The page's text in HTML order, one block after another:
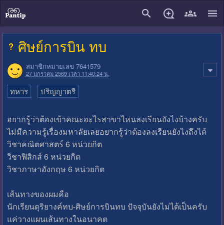
ศิษย์การบิน ทบ
สมาชิกหมายเลข 7641579
27 มกราคม 2569 เวลา 11:40:24 น.
ทหาร ปริญญาตรี
อยากรู้ว่าต้องเข้าคณะอะไรสาขาไหนลงเรียนยังไงบ้างครับ
ไม่มีความรู้เรื่องมหาลัยเลยอยากรู้ว่าต้องลงเรียนยังไงถึงได้
วิชาคณิตศาสตร์ 6 หน่วยกิต
วิชาฟิสิกส์ 6 หน่วยกิต
วิชาภาษาอังกฤษ 6 หน่วยกิต
เส้นทางของผมคือ
นักเรียนดุริยางค์ทบ-ศิษย์การบินทบ ปัจจุบันยังไม่ได้เป็นครับ
แค่วางแผนเส้นทางในอนาคต
close